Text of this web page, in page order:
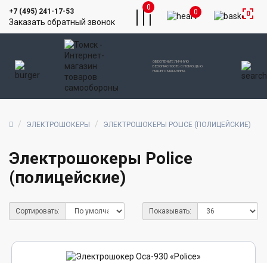
+7 (495) 241-17-53
Заказать обратный звонок
ОБЕСПЕЧЬТЕ ЛИЧНУЮ
БЕЗОПАСНОСТЬ С ПОМОЩЬЮ
НАШЕГО МАГАЗИНА
0
0 0
ЭЛЕКТРОШОКЕРЫ ЭЛЕКТРОШОКЕРЫ POLICE (ПОЛИЦЕЙСКИЕ)
Электрошокеры Police
(полицейские)
Сортировать: Показывать: